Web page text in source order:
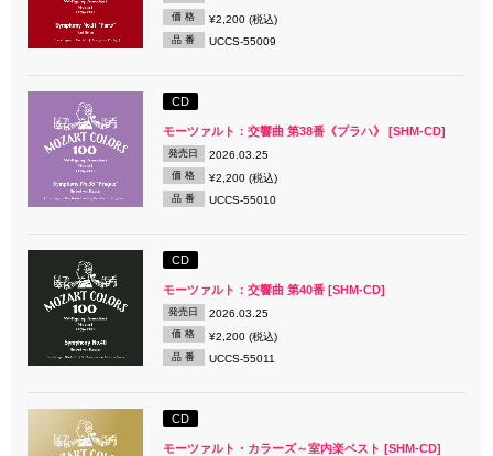
価 格 ¥2,200 (税込)
品 番 UCCS-55009
CD
モーツァルト：交響曲 第38番《プラハ》 [SHM-CD]
発売日 2026.03.25
価 格 ¥2,200 (税込)
品 番 UCCS-55010
CD
モーツァルト：交響曲 第40番 [SHM-CD]
発売日 2026.03.25
価 格 ¥2,200 (税込)
品 番 UCCS-55011
CD
モーツァルト・カラーズ～室内楽ベスト [SHM-CD]